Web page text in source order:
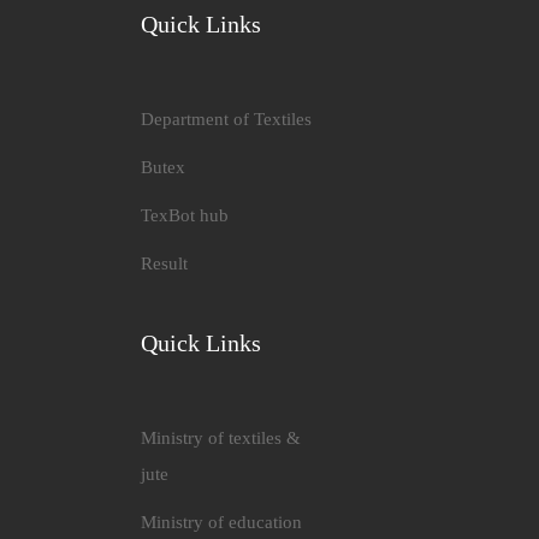
Quick Links
Department of Textiles
Butex
TexBot hub
Result
Quick Links
Ministry of textiles &
jute
Ministry of education